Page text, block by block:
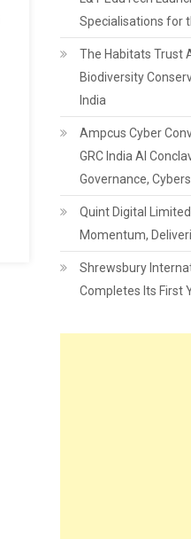
Specialisations for
The Habitats Trust
Biodiversity
India
Ampcus Cyber
GRC India AI
Governance,
Quint Digital
Momentum,
Shrewsbury
Completes Its First